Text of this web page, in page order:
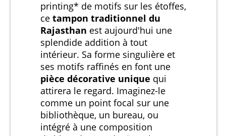
printing* de motifs sur les étoffes,
ce tampon traditionnel du
Rajasthan est aujourd'hui une
splendide addition à tout
intérieur. Sa forme singulière et
ses motifs raffinés en font une
pièce décorative unique qui
attirera le regard. Imaginez-le
comme un point focal sur une
bibliothèque, un bureau, ou
intégré à une composition